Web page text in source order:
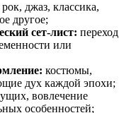
рок, джаз, классика,
другое;
сет-лист: переход
или
костюмы,
дух каждой эпохи;
вовлечение
особенностей;